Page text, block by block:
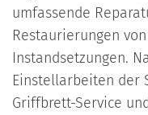
umfassende
Restaurierungen
Instandsetzungen.
Einstellarbeiten der
Griffbrett-Service